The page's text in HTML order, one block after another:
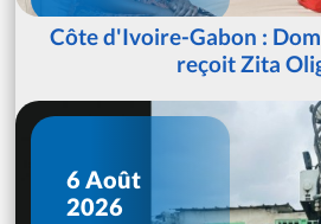
Côte d'Ivoire-Gabon :
reçoit Zita
6 Août
2026